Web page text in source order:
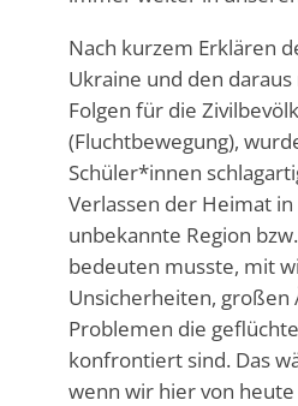
Nach kurzem Erklären
Ukraine und den
Folgen für die
(Fluchtbewegung),
Schüler*innen
Verlassen der Heimat
unbekannte Region
bedeuten musste, mit
Unsicherheiten, großen
Problemen die
konfrontiert sind. Das
wenn wir hier von